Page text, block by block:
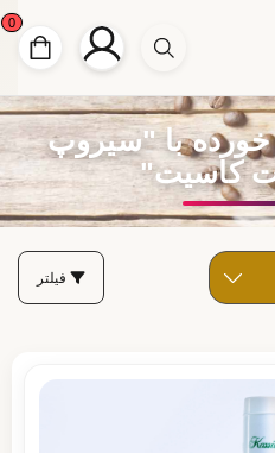
0
با "سیروپ
کاسیت"
فیلتر